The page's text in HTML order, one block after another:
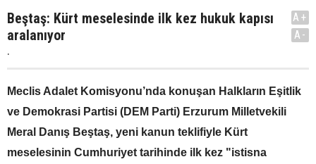
Beştaş: Kürt meselesinde ilk kez hukuk kapısı
aralanıyor
.
A+
A-
Meclis Adalet Komisyonu’nda konuşan Halkların Eşitlik
ve Demokrasi Partisi (DEM Parti) Erzurum Milletvekili
Meral Danış Beştaş, yeni kanun teklifiyle Kürt
meselesinin Cumhuriyet tarihinde ilk kez "istisna